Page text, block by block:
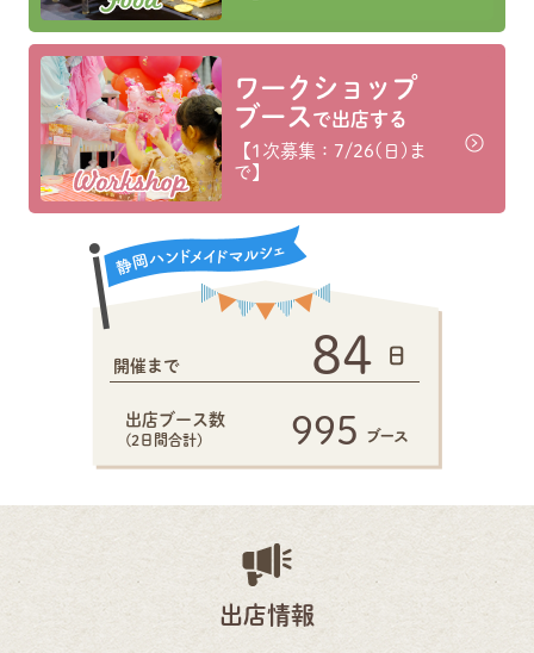
ワークショップ
ブース で出店する
【1次募集：7/26(日)ま
で】
開催まで 84
出店ブース数
(2日間合計) 995
出店情報